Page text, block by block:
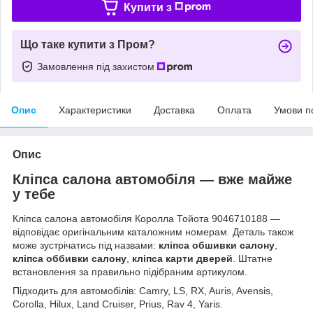
Купити з
Що таке купити з Пром?
Замовлення під захистом
Опис Характеристики Доставка Оплата Умови
Опис
Кліпса салона автомобіля — вже майже
у тебе
Кліпса салона автомобіля Королла Тойота 9046710188 —
відповідає оригінальним каталожним номерам. Деталь також
може зустрічатись під назвами: кліпса обшивки салону,
кліпса оббивки салону, кліпса карти дверей. Штатне
встановлення за правильно підібраним артикулом.
Підходить для автомобілів: Camry, LS, RX, Auris, Avensis,
Corolla, Hilux, Land Cruiser, Prius, Rav 4, Yaris.